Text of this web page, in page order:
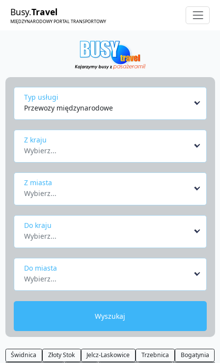
Busy.Travel
MIĘDZYNARODOWY PORTAL TRANSPORTOWY
Typ usługi
Przewozy międzynarodowe
Z kraju
Wybierz...
Z miasta
Wybierz...
Do kraju
Wybierz...
Do miasta
Wybierz...
Wyszukaj
Świdnica Złoty Stok Jelcz-Laskowice Trzebnica
Bogatynia